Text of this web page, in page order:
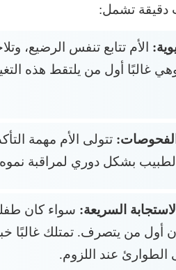
دقيقة تشمل:
الأم تتابع تنفس الرضيع،
غالبًا أول من يلتقط هذه
تتولى الأم مهمة
بشكل دوري لمراقبة
السريعة: سواء كان
أول من يتصرف. تمتلك غالبًا
الطوارئ عند اللزوم.